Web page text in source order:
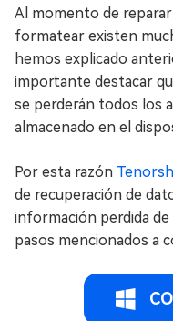
Al momento de
formatear existen
hemos explicado
importante destacar
se perderán todos los
almacenado en el
Por esta razón
de recuperación de
información perdida
pasos mencionados a